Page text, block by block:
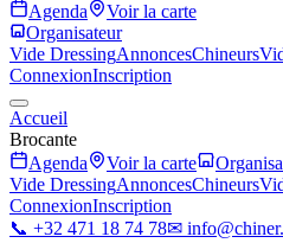
Agenda
Voir la carte
Organisateur
Vide DressingAnnoncesChineurs
ConnexionInscription
Accueil
Brocante
Agenda
Voir la carte
Vide DressingAnnoncesChineurs
ConnexionInscription
📞 +32 471 18 74 78✉